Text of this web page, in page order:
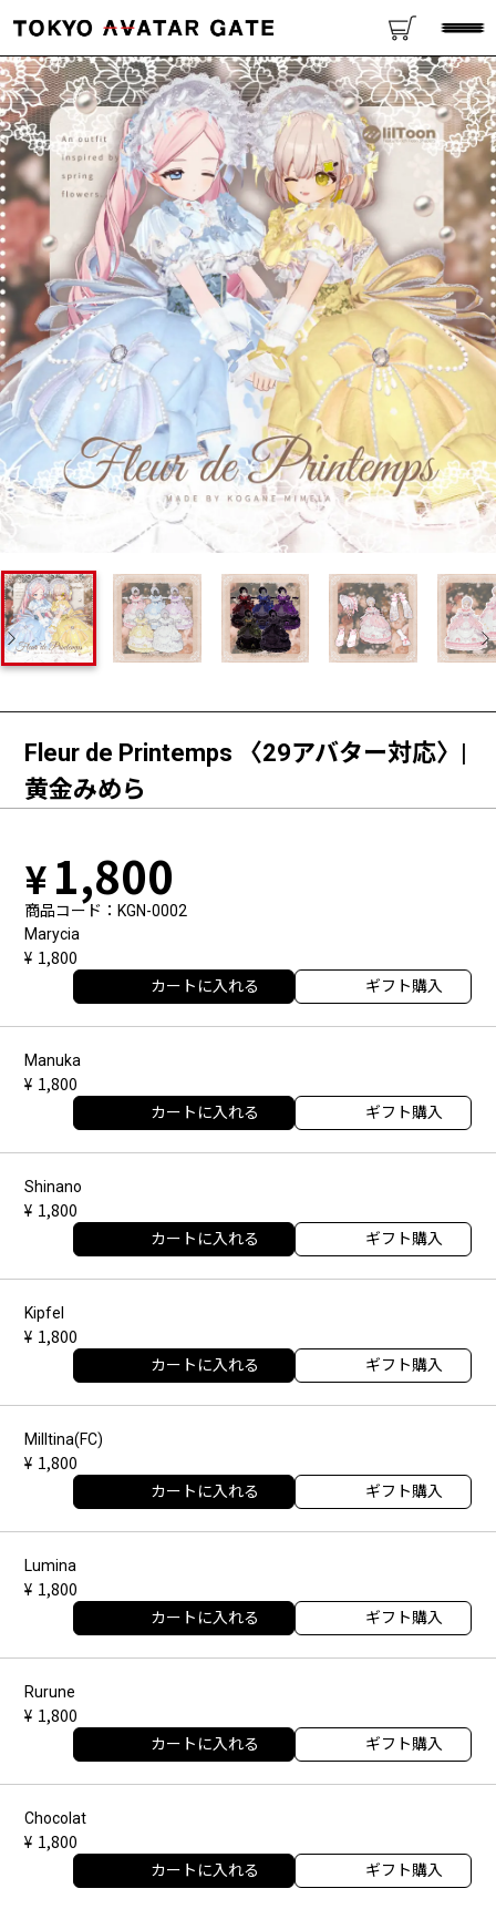
Fleur de Printemps 〈29アバター対応〉|
黄金みめら
1,800
商品コード
KGN-0002
Marycia
1,800
カートに入れる ギフト購入
Manuka
1,800
カートに入れる ギフト購入
Shinano
1,800
カートに入れる ギフト購入
Kipfel
1,800
カートに入れる ギフト購入
Milltina(FC)
1,800
カートに入れる ギフト購入
Lumina
1,800
カートに入れる ギフト購入
Rurune
1,800
カートに入れる ギフト購入
Chocolat
1,800
カートに入れる ギフト購入